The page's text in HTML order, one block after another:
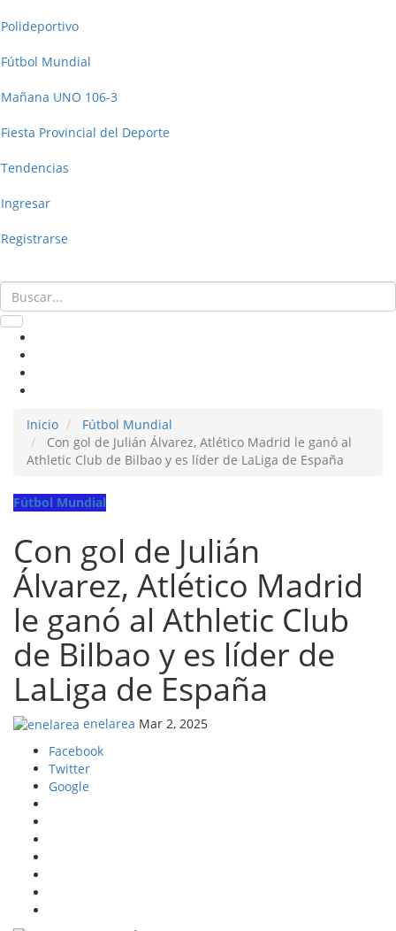
Polideportivo
Fútbol Mundial
Mañana UNO 106-3
Fiesta Provincial del Deporte
Tendencias
Ingresar
Registrarse
Inicio
Fútbol Mundial
Con gol de Julián Álvarez, Atlético Madrid le ganó al
Athletic Club de Bilbao y es líder de LaLiga de España
Fútbol Mundial
Con gol de Julián
Álvarez, Atlético Madrid
le ganó al Athletic Club
de Bilbao y es líder de
LaLiga de España
enelarea Mar 2, 2025
Facebook
Twitter
Google